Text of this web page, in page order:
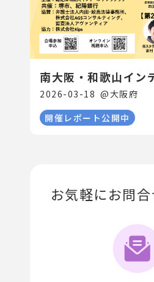
南大阪・和歌山イン
2026-03-18 @大阪府
開催レポート公開中
お気軽にお問